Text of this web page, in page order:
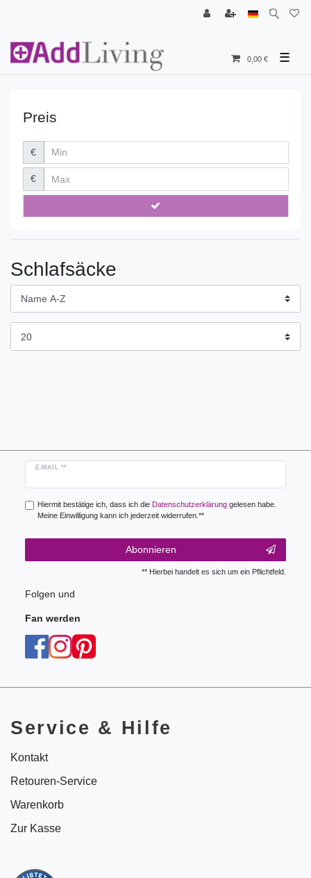
0,00 € ☰
Preis
€
€
Schlafsäcke
E-MAIL **
Newsletter
Hiermit bestätige ich, dass ich die Daten­schutz­erklärunggelesen habe.
Meine Einwilligung kann ich jederzeit widerrufen.**
Abonnieren
** Hierbei handelt es sich um ein Pflichtfeld.
Folgen und
Fan werden
Service & Hilfe
Kontakt
Retouren-Service
Warenkorb
Zur Kasse